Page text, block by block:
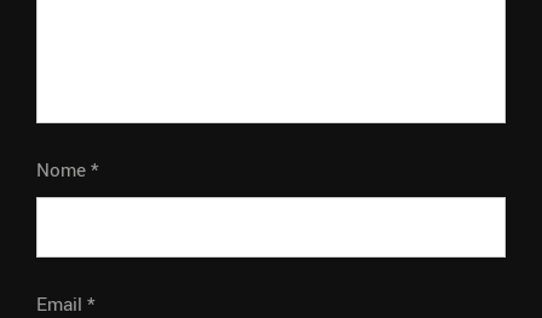
Nome*
Email *